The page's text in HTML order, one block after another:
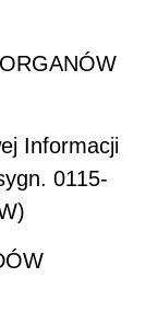
Informacji
0115-